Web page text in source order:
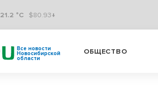
21.2 °C $80.93↓
Все новости
Новосибирской
области
ОБЩЕСТВО